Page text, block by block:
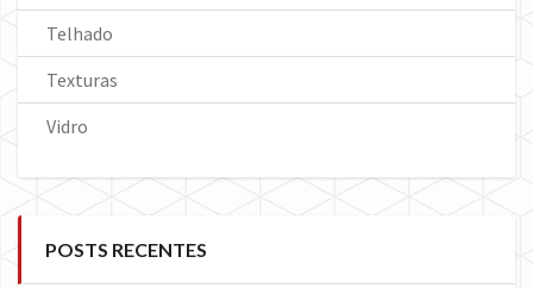
Telhado
Texturas
Vidro
POSTS RECENTES